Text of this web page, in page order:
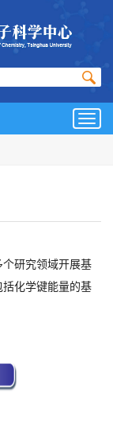
研究领域开展基
化学键能量的基